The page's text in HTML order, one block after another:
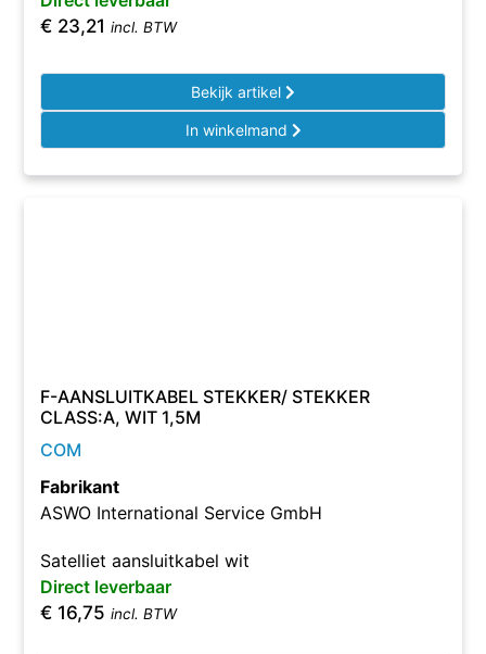
€ 23,21 incl. BTW
Bekijk artikel
In winkelmand
F-AANSLUITKABEL STEKKER/ STEKKER
CLASS:A, WIT 1,5M
COM
Fabrikant
ASWO International Service GmbH
Satelliet aansluitkabel wit
Direct leverbaar
€ 16,75 incl. BTW